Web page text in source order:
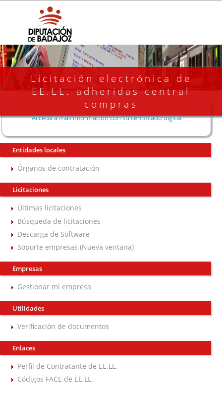
Licitación electrónica de
EE.LL. adheridas central
compras
Acceda a más información con su certificado digital
Entidades locales
Órganos de contratación
Licitaciones
Últimas licitaciones
Búsqueda de licitaciones
Descarga de Software
Soporte empresas (Nueva ventana)
Empresas
Gestionar mi empresa
Utilidades
Verificación de documentos
Enlaces
Perfil de Contratante de EE.LL.
Códigos FACE de EE.LL.